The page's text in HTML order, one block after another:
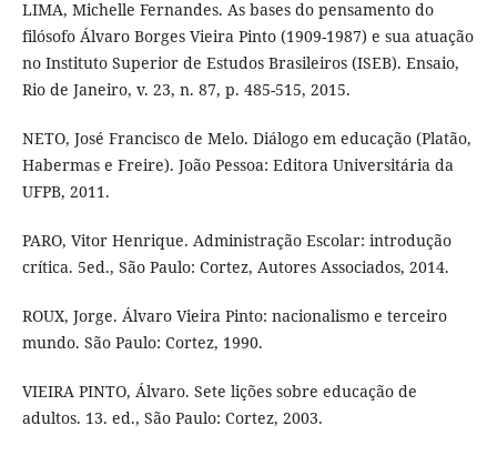
LIMA, Michelle Fernandes. As bases do pensamento do
filósofo Álvaro Borges Vieira Pinto (1909-1987) e sua atuação
no Instituto Superior de Estudos Brasileiros (ISEB). Ensaio,
Rio de Janeiro, v. 23, n. 87, p. 485-515, 2015.
NETO, José Francisco de Melo. Diálogo em educação (Platão,
Habermas e Freire). João Pessoa: Editora Universitária da
UFPB, 2011.
PARO, Vitor Henrique. Administração Escolar: introdução
crítica. 5ed., São Paulo: Cortez, Autores Associados, 2014.
ROUX, Jorge. Álvaro Vieira Pinto: nacionalismo e terceiro
mundo. São Paulo: Cortez, 1990.
VIEIRA PINTO, Álvaro. Sete lições sobre educação de
adultos. 13. ed., São Paulo: Cortez, 2003.